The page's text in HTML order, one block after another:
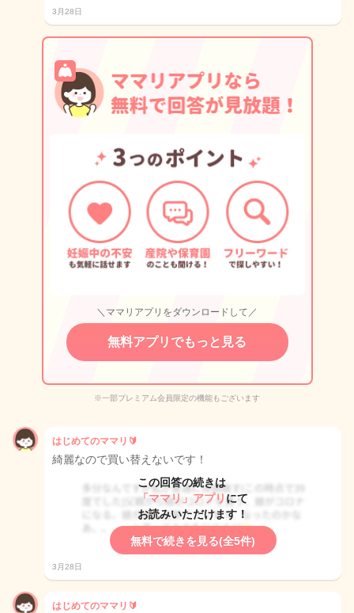
3月28日
＼ママリアプリをダウンロードして／
無料アプリでもっと見る
※一部プレミアム会員限定の機能もございます
はじめてのママリ🔰
綺麗なので買い替えないです！
この回答の続きは
「ママリ」アプリ にて
お読みいただけます！
無料で続きを見る(全5件)
3月28日
はじめてのママリ🔰